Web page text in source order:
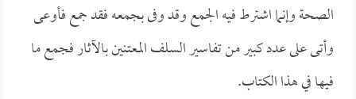
الصحة وإنما اشترط فيه الجمع وقد وفى بجمعه فقد جمع فأوعى
وأتى على عدد كبير من تفاسير السلف المعتنين بالآثار فجمع ما
فيها في هذا الكتاب.